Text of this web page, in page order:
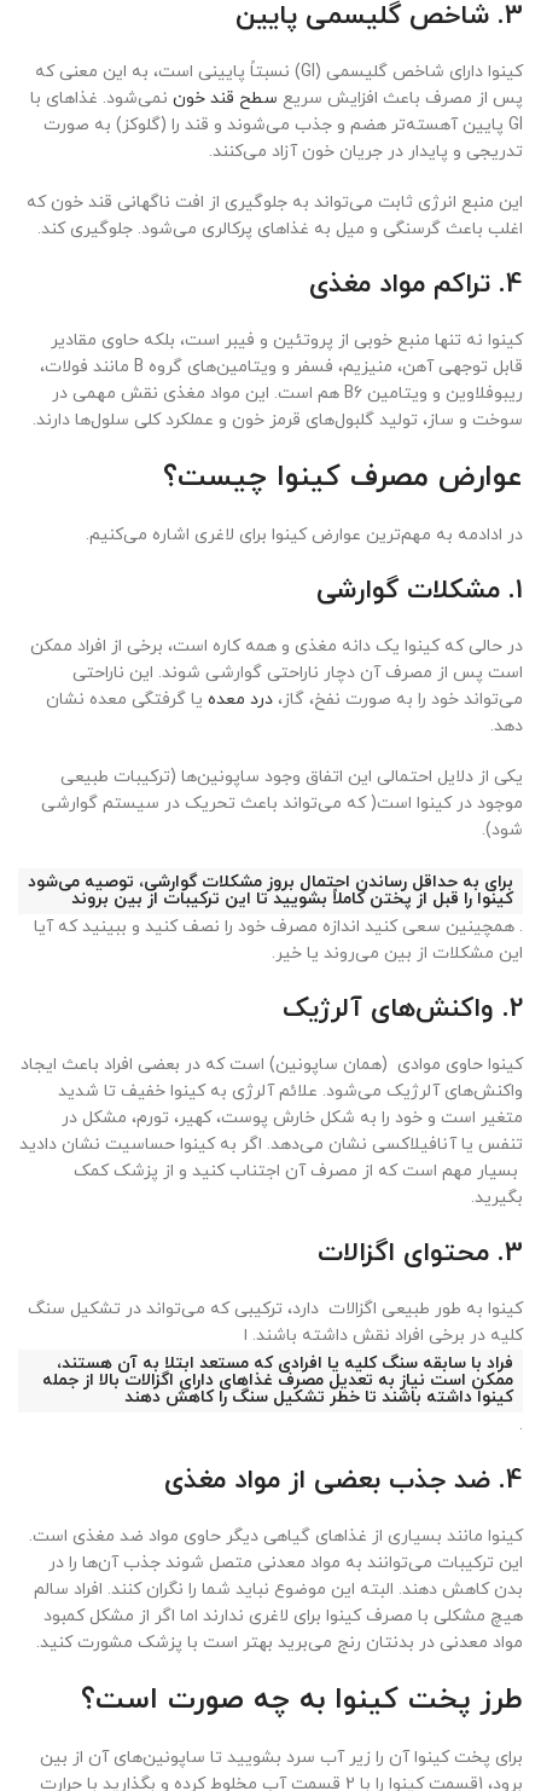
3. شاخص گلیسمی پایین
کینوا دارای شاخص گلیسمی (GI) نسبتاً پایینی است، به این معنی که
پس از مصرف باعث افزایش سریع سطح قند خون نمی‌شود. غذاهای با
GI پایین آهسته‌تر هضم و جذب می‌شوند و قند را (گلوکز) به صورت
تدریجی و پایدار در جریان خون آزاد می‌کنند.
این منبع انرژی ثابت می‌تواند به جلوگیری از افت ناگهانی قند خون که
اغلب باعث گرسنگی و میل به غذاهای پرکالری می‌شود. جلوگیری کند.
4. تراکم مواد مغذی
کینوا نه تنها منبع خوبی از پروتئین و فیبر است، بلکه حاوی مقادیر
قابل توجهی آهن، منیزیم، فسفر و ویتامین‌های گروه B مانند فولات،
ریبوفلاوین و ویتامین B6 هم است. این مواد مغذی نقش مهمی در
سوخت و ساز، تولید گلبول‌های قرمز خون و عملکرد کلی سلول‌ها دارند.
عوارض مصرف کینوا چیست؟
در ادادمه به مهم‌ترین عوارض کینوا برای لاغری اشاره می‌کنیم.
1. مشکلات گوارشی
در حالی که کینوا یک دانه مغذی و همه کاره است، برخی از افراد ممکن
است پس از مصرف آن دچار ناراحتی گوارشی شوند. این ناراحتی
می‌تواند خود را به صورت نفخ، گاز، درد معده یا گرفتگی معده نشان
دهد.
یکی از دلایل احتمالی این اتفاق وجود ساپونین‌ها (ترکیبات طبیعی
موجود در کینوا است( که می‌تواند باعث تحریک در سیستم گوارشی
شود).
برای به حداقل رساندن احتمال بروز مشکلات گوارشی، توصیه می‌شود
کینوا را قبل از پختن کاملاً بشویید تا این ترکیبات از بین بروند
. همچینین سعی کنید اندازه مصرف خود را نصف کنید و ببینید که آیا
این مشکلات از بین می‌روند یا خیر.
2. واکنش‌های آلرژیک
کینوا حاوی موادی (همان ساپونین) است که در بعضی افراد باعث ایجاد
واکنش‌های آلرژیک می‌شود. علائم آلرژی به کینوا خفیف تا شدید
متغیر است و خود را به شکل خارش پوست، کهیر، تورم، مشکل در
تنفس یا آنافیلاکسی نشان می‌دهد. اگر به کینوا حساسیت نشان دادید
بسیار مهم است که از مصرف آن اجتناب کنید و از پزشک کمک
بگیرید.
3. محتوای اگزالات
کینوا به طور طبیعی اگزالات دارد، ترکیبی که می‌تواند در تشکیل سنگ
کلیه در برخی افراد نقش داشته باشند. ا
فراد با سابقه سنگ کلیه یا افرادی که مستعد ابتلا به آن هستند،
ممکن است نیاز به تعدیل مصرف غذاهای دارای اگزالات بالا از جمله
کینوا داشته باشند تا خطر تشکیل سنگ را کاهش دهند
.
4. ضد جذب بعضی از مواد مغذی
کینوا مانند بسیاری از غذاهای گیاهی دیگر حاوی مواد ضد مغذی است.
این ترکیبات می‌توانند به مواد معدنی متصل شوند جذب آن‌ها را در
بدن کاهش دهند. البته این موضوع نباید شما را نگران کنند. افراد سالم
هیچ مشکلی با مصرف کینوا برای لاغری ندارند اما اگر از مشکل کمبود
مواد معدنی در بدنتان رنج می‌برید بهتر است با پزشک مشورت کنید.
طرز پخت کینوا به چه صورت است؟
برای پخت کینوا آن را زیر آب سرد بشویید تا ساپونین‌های آن از بین
برود، 1قسمت کینوا را با 2 قسمت آب مخلوط کرده و بگذارید با حرارت